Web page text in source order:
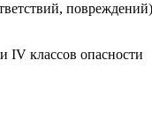
IV классов опасности